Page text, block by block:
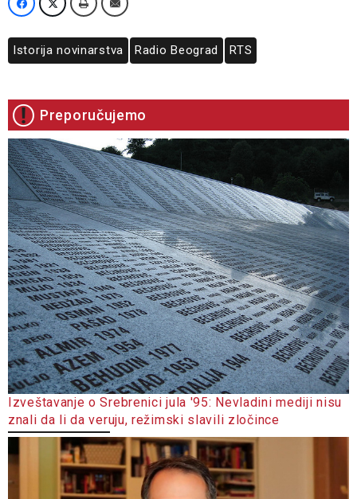
Istorija novinarstva Radio Beograd RTS
Preporučujemo
Izveštavanje o Srebrenici jula '95: Nevladini mediji nisu
znali da li da veruju, režimski slavili zločince